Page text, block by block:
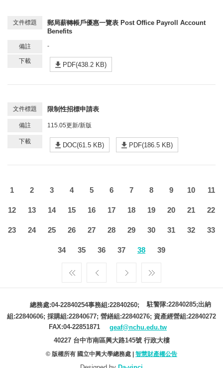
郵局薪轉帳戶優惠一覽表 Post Office Payroll Account
Benefits
-
PDF(438.2 KB)
限制性招標申請表
115.05更新/新版
DOC(61.5 KB) PDF(186.5 KB)
1 2 3 4 5 6 7 8 9 10 11
12 13 14 15 16 17 18 19 20 21 22
23 24 25 26 27 28 29 30 31 32 33
34 35 36 37 38 39
總務處:04-22840254事務組:22840260;
駐警隊:22840285;出納
組:22840606; 採購組:22840677; 營繕組:22840276; 資產經營組:22840272
FAX:04-22851871
geaf@nchu.edu.tw
40227 台中市南區興大路145號 行政大樓
© 版權所有 國立中興大學總務處 | 智慧財產權公告